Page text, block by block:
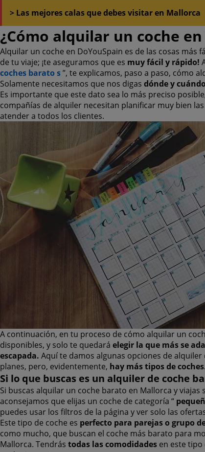
> Las mejores calas que debes visitar en Mallorca
¿Cómo alquilar un coche
Alquilar un coche en DoYouSpain es de las cosas más
de tu viaje; ¡te aseguramos que es muy fácil y rápido!
coches barato s”, te explicamos, paso a paso, cómo
Solamente necesitamos que nos digas dónde y
Es importante que este dato sea lo más preciso
compañías de alquiler necesitan planificar muy bien
atender a todos los clientes.
A continuación, en tu proceso de cómo alquilar un
disponibles, y solo te quedará elegir la que más se
escapada. Aquí te damos algunas opciones de
planes, pero, evidentemente, hay más tipos de coches.
Si lo que buscas es un alquiler de coche
Si buscas alquilar un coche barato en Mallorca y
aconsejamos que elijas un coche de categoría “
puedes usar los filtros de la página y ver solo las
Este tipo de coche es perfecto para parejas o grupo
como mucho, que buscan el coche más barato para
Mallorca. Tendrás todas las comodidades en este